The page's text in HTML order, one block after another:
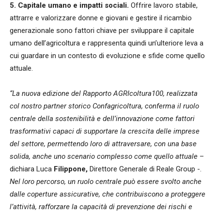
5. Capitale umano e impatti sociali. Offrire lavoro stabile,
attrarre e valorizzare donne e giovani e gestire il ricambio
generazionale sono fattori chiave per sviluppare il capitale
umano dell’agricoltura e rappresenta quindi un’ulteriore leva a
cui guardare in un contesto di evoluzione e sfide come quello
attuale.
“La nuova edizione del Rapporto AGRIcoltura100, realizzata
col nostro partner storico Confagricoltura, conferma il ruolo
centrale della sostenibilità e dell’innovazione come fattori
trasformativi capaci di supportare la crescita delle imprese
del settore, permettendo loro di attraversare, con una base
solida, anche uno scenario complesso come quello attuale –
dichiara Luca Filippone, Direttore Generale di Reale Group -.
Nel loro percorso, un ruolo centrale può essere svolto anche
dalle coperture assicurative, che contribuiscono a proteggere
l’attività, rafforzare la capacità di prevenzione dei rischi e